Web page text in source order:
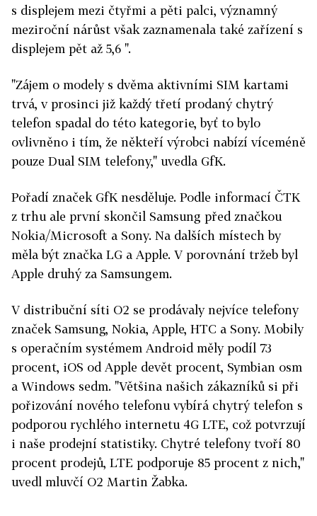
s displejem mezi čtyřmi a pěti palci, významný
meziroční nárůst však zaznamenala také zařízení s
displejem pět až 5,6 ".
"Zájem o modely s dvěma aktivními SIM kartami
trvá, v prosinci již každý třetí prodaný chytrý
telefon spadal do této kategorie, byť to bylo
ovlivněno i tím, že někteří výrobci nabízí víceméně
pouze Dual SIM telefony," uvedla GfK.
Pořadí značek GfK nesděluje. Podle informací ČTK
z trhu ale první skončil Samsung před značkou
Nokia/Microsoft a Sony. Na dalších místech by
měla být značka LG a Apple. V porovnání tržeb byl
Apple druhý za Samsungem.
V distribuční síti O2 se prodávaly nejvíce telefony
značek Samsung, Nokia, Apple, HTC a Sony. Mobily
s operačním systémem Android měly podíl 73
procent, iOS od Apple devět procent, Symbian osm
a Windows sedm. "Většina našich zákazníků si při
pořizování nového telefonu vybírá chytrý telefon s
podporou rychlého internetu 4G LTE, což potvrzují
i naše prodejní statistiky. Chytré telefony tvoří 80
procent prodejů, LTE podporuje 85 procent z nich,"
uvedl mluvčí O2 Martin Žabka.